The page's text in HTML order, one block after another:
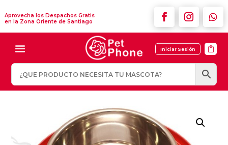
Aprovecha los Despachos Gratis
en la Zona Oriente de Santiago
Iniciar Sesión 